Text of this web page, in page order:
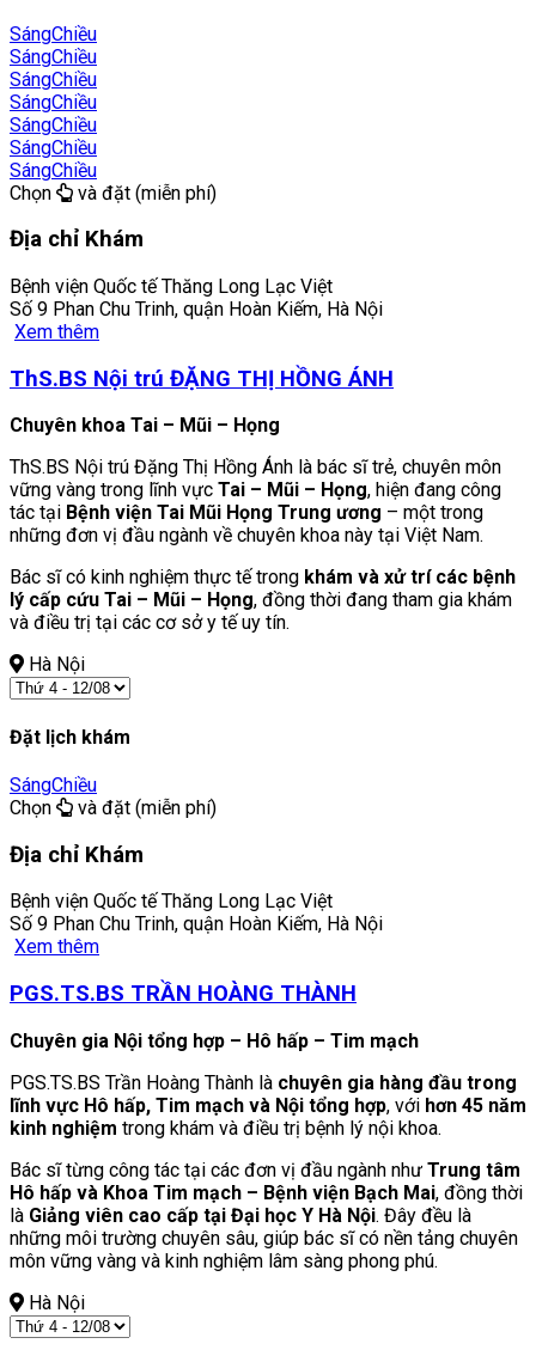
SángChiều
SángChiều
SángChiều
SángChiều
SángChiều
SángChiều
SángChiều
Chọn
và đặt (miễn phí)
Địa chỉ Khám
Bệnh viện Quốc tế Thăng Long Lạc Việt
Số 9 Phan Chu Trinh, quận Hoàn Kiếm, Hà Nội
Xem thêm
ThS.BS Nội trú ĐẶNG THỊ HỒNG ÁNH
Chuyên khoa Tai – Mũi – Họng
ThS.BS Nội trú Đặng Thị Hồng Ánh là bác sĩ trẻ, chuyên môn
vững vàng trong lĩnh vực Tai – Mũi – Họng, hiện đang công
tác tại Bệnh viện Tai Mũi Họng Trung ương – một trong
những đơn vị đầu ngành về chuyên khoa này tại Việt Nam.
Bác sĩ có kinh nghiệm thực tế trong khám và xử trí các bệnh
lý cấp cứu Tai – Mũi – Họng, đồng thời đang tham gia khám
và điều trị tại các cơ sở y tế uy tín.
Hà Nội
Đặt lịch khám
SángChiều
Chọn
và đặt (miễn phí)
Địa chỉ Khám
Bệnh viện Quốc tế Thăng Long Lạc Việt
Số 9 Phan Chu Trinh, quận Hoàn Kiếm, Hà Nội
Xem thêm
PGS.TS.BS TRẦN HOÀNG THÀNH
Chuyên gia Nội tổng hợp – Hô hấp – Tim mạch
PGS.TS.BS Trần Hoàng Thành là chuyên gia hàng đầu trong
lĩnh vực Hô hấp, Tim mạch và Nội tổng hợp, với hơn 45 năm
kinh nghiệm trong khám và điều trị bệnh lý nội khoa.
Bác sĩ từng công tác tại các đơn vị đầu ngành như Trung tâm
Hô hấp và Khoa Tim mạch – Bệnh viện Bạch Mai, đồng thời
là Giảng viên cao cấp tại Đại học Y Hà Nội. Đây đều là
những môi trường chuyên sâu, giúp bác sĩ có nền tảng chuyên
môn vững vàng và kinh nghiệm lâm sàng phong phú.
Hà Nội